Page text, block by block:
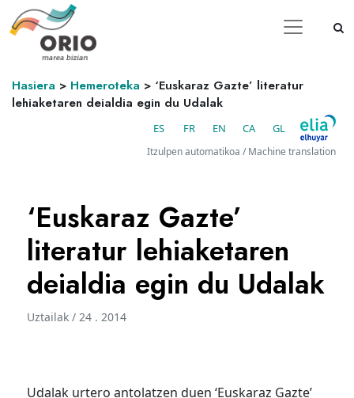
Hasiera > Hemeroteka > ‘Euskaraz Gazte’ literatur
lehiaketaren deialdia egin du Udalak
ES FR EN CA GL
Itzulpen automatikoa / Machine translation
‘Euskaraz Gazte’
literatur lehiaketaren
deialdia egin du Udalak
Uztailak / 24 . 2014
Udalak urtero antolatzen duen ‘Euskaraz Gazte’